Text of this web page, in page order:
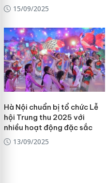
15/09/2025
Hà Nội chuẩn bị tổ chức Lễ
hội Trung thu 2025 với
nhiều hoạt động đặc sắc
13/09/2025